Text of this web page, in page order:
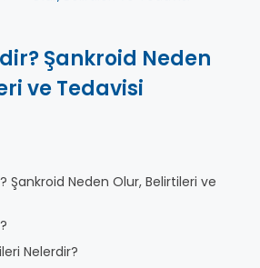
Şankroid Neden
ve Tedavisi
Şankroid Neden Olur, Belirtileri ve
Nelerdir?